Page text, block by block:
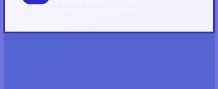
HOME/INSTRUMENTATION